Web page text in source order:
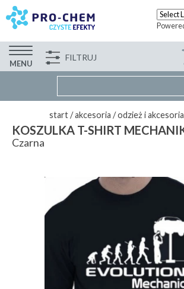
MENU
FILTRUJ
start / akcesoria / odzież i
KOSZULKA T-SHIRT
Czarna